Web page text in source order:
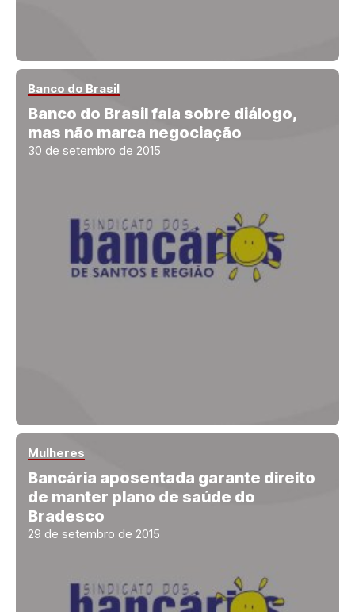
Banco do Brasil
Banco do Brasil fala sobre diálogo,
mas não marca negociação
30 de setembro de 2015
Mulheres
Bancária aposentada garante direito
de manter plano de saúde do
Bradesco
29 de setembro de 2015